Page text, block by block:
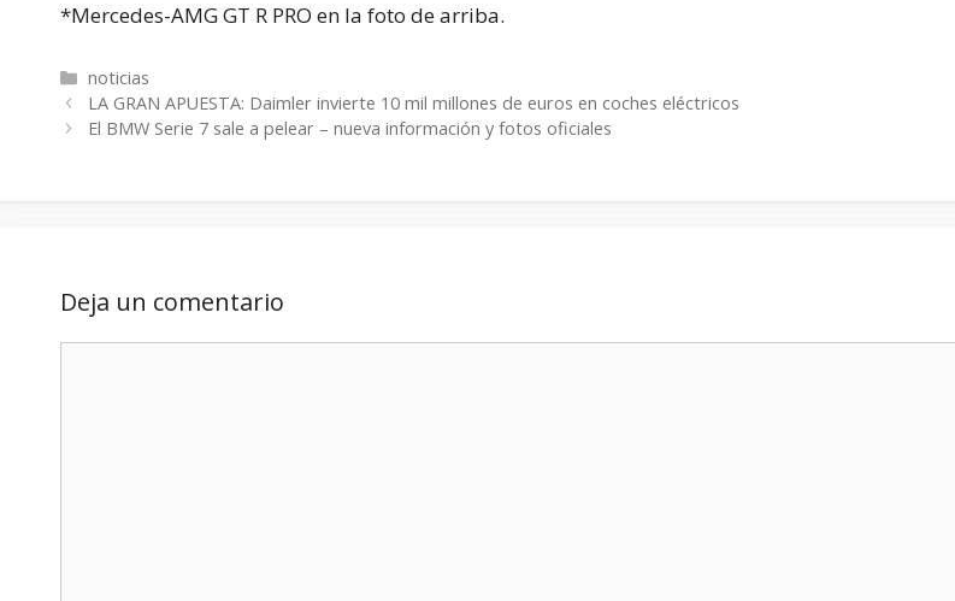
*Mercedes-AMG GT R PRO en la foto de arriba.
Categorías
noticias
LA GRAN APUESTA: Daimler invierte 10 mil millones de euros en coches eléctricos
El BMW Serie 7 sale a pelear – nueva información y fotos oficiales
Deja un comentario